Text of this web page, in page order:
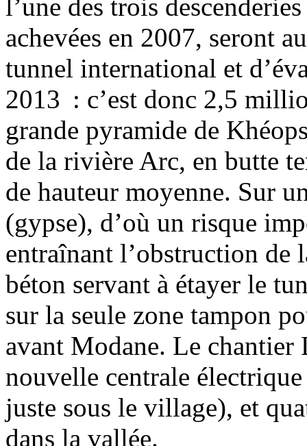
l’une des trois
achevées en 2007, seront
tunnel international et
2013 : c’est donc 2,5
grande pyramide de
de la rivière Arc, en butte
de hauteur moyenne. Sur
(gypse), d’où un risque
entraînant l’obstruction de
béton servant à étayer le
sur la seule zone tampon
avant Modane. Le chantier
nouvelle centrale
juste sous le village), et
dans la vallée.